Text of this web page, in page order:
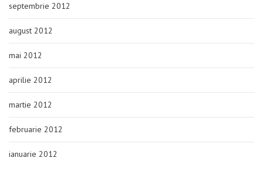
septembrie 2012
august 2012
mai 2012
aprilie 2012
martie 2012
februarie 2012
ianuarie 2012